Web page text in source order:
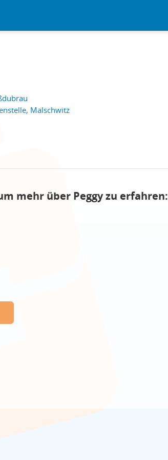
Malschwitz
mehr über Peggy zu erfahren: